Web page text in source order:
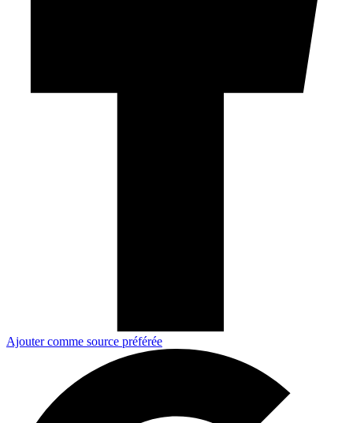
Ajouter comme source préférée